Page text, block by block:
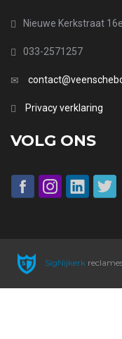
Nieuwe Kerkstraat
033-2571257
Privacy verklaring
VOLG ONS
SigNijkerk